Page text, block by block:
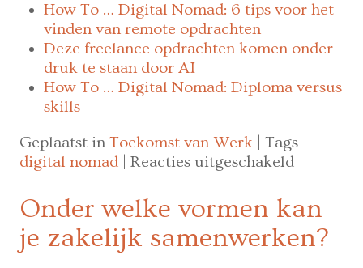
How To … Digital Nomad: 6 tips voor het
vinden van remote opdrachten
Deze freelance opdrachten komen onder
druk te staan door AI
How To … Digital Nomad: Diploma versus
skills
Geplaatst in Toekomst van Werk
Tags
digital nomad
Reacties uitgeschakeld
…
Digital
Onder welke vormen kan
je zakelijk samenwerken?